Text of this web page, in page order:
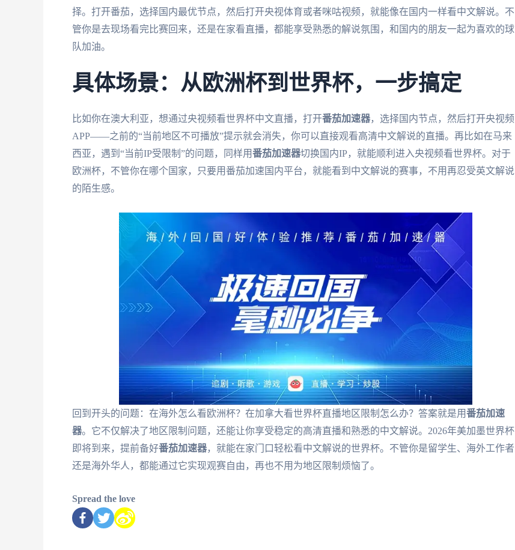
择。打开番茄，选择国内最优节点，然后打开央视体育或者咪咕视频，就能像在国内一样看中文解说。不
管你是去现场看完比赛回来，还是在家看直播，都能享受熟悉的解说氛围，和国内的朋友一起为喜欢的球
队加油。
具体场景：从欧洲杯到世界杯，一步搞定
比如你在澳大利亚，想通过央视频看世界杯中文直播，打开番茄加速器，选择国内节点，然后打开央视频
APP——之前的“当前地区不可播放”提示就会消失，你可以直接观看高清中文解说的直播。再比如在马来
西亚，遇到“当前IP受限制”的问题，同样用番茄加速器切换国内IP，就能顺利进入央视频看世界杯。对于
欧洲杯，不管你在哪个国家，只要用番茄加速国内平台，就能看到中文解说的赛事，不用再忍受英文解说
的陌生感。
回到开头的问题：在海外怎么看欧洲杯？在加拿大看世界杯直播地区限制怎么办？答案就是用番茄加速
器。它不仅解决了地区限制问题，还能让你享受稳定的高清直播和熟悉的中文解说。2026年美加墨世界杯
即将到来，提前备好番茄加速器，就能在家门口轻松看中文解说的世界杯。不管你是留学生、海外工作者
还是海外华人，都能通过它实现观赛自由，再也不用为地区限制烦恼了。
Spread the love